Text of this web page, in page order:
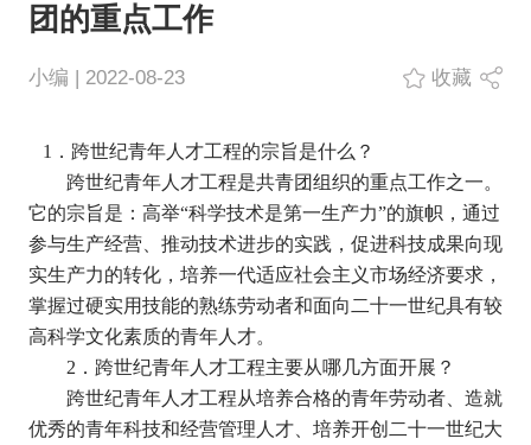
团的重点工作
小编 | 2022-08-23 收藏
1 ．跨世纪青年人才工程的宗旨是什么？
跨世纪青年人才工程是共青团组织的重点工作之一。
它的宗旨是：高举“科学技术是第一生产力”的旗帜，通过
参与生产经营、推动技术进步的实践，促进科技成果向现
实生产力的转化，培养一代适应社会主义市场经济要求，
掌握过硬实用技能的熟练劳动者和面向二十一世纪具有较
高科学文化素质的青年人才。
2 ．跨世纪青年人才工程主要从哪几方面开展？
跨世纪青年人才工程从培养合格的青年劳动者、造就
优秀的青年科技和经营管理人才、培养开创二十一世纪大